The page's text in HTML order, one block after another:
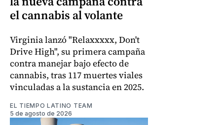
el cannabis al volante
Virginia lanzó "Relaxxxxx, Don't
Drive High", su primera campaña
contra manejar bajo efecto de
cannabis, tras 117 muertes viales
vinculadas a la sustancia en 2025.
EL TIEMPO LATINO TEAM
5 de agosto de 2026